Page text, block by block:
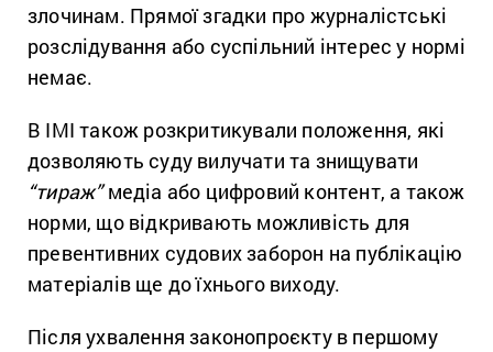
злочинам. Прямої згадки про журналістські
розслідування або суспільний інтерес у нормі
немає.
В ІМІ також розкритикували положення, які
дозволяють суду вилучати та знищувати
“тираж”медіа або цифровий контент, а також
норми, що відкривають можливість для
превентивних судових заборон на публікацію
матеріалів ще до їхнього виходу.
Після ухвалення законопроєкту в першому